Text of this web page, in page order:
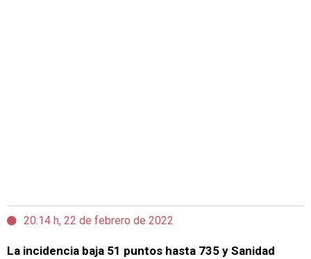
20:14 h, 22 de febrero de 2022
La incidencia baja 51 puntos hasta 735 y Sanidad